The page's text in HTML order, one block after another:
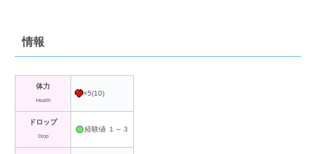
情報
体力
Health
×5(10)
ドロップ
Drop
経験値 １～３